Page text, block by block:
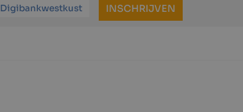
Digibankwestkust INSCHRIJVEN